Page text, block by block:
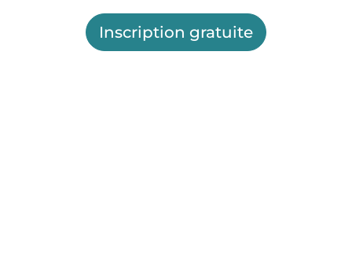
Inscription gratuite